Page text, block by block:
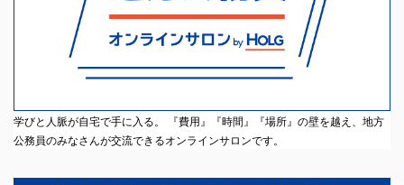
学びと人脈が自宅で手に入る。 『費用』『時間』『場所』の壁を越え、地方
公務員のみなさんが交流できるオンラインサロンです。